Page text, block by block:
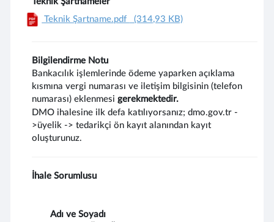
Teknik Şartname.pdf
(314,93 KB)
Bilgilendirme Notu
Bankacılık işlemlerinde ödeme yaparken açıklama
kısmına vergi numarası ve iletişim bilgisinin (telefon
numarası) eklenmesigerekmektedir.
DMO ihalesine ilk defa katılıyorsanız; dmo.gov.tr -
>üyelik -> tedarikçi ön kayıt alanından kayıt
oluşturunuz.
İhale Sorumlusu
Adı ve Soyadı